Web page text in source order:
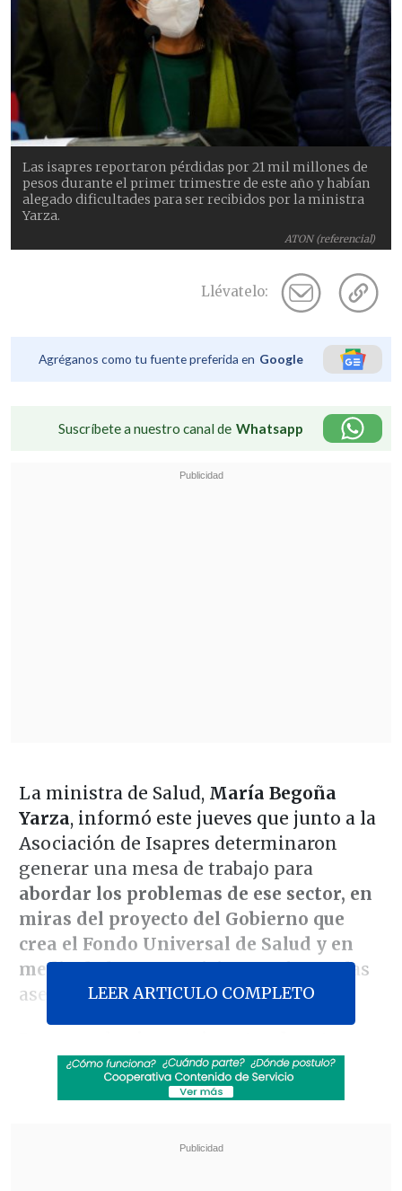
ATON (referencial)
Las isapres reportaron pérdidas por 21 mil millones de
pesos durante el primer trimestre de este año y habían
alegado dificultades para ser recibidos por la ministra
Yarza.
Llévatelo:
Agréganos como tu fuente preferida en Google
Suscríbete a nuestro canal de Whatsapp
La ministra de Salud, María Begoña
Yarza, informó este jueves que junto a la
Asociación de Isapres determinaron
generar una mesa de trabajo para
abordar los problemas de ese sector, en
miras del proyecto del Gobierno que
crea el Fondo Universal de Salud y en
medio de la grave crisisque afecta a las
aseguradoras privadas.
2022, las isapres registraron pérdidas
por 21.000 millones de pesos,
deterioro de esta industria.
LEER ARTICULO COMPLETO